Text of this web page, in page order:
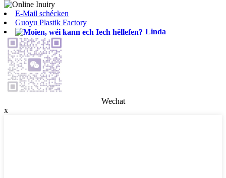
E-Mail schécken
Guoyu Plastik Factory
Linda
Wechat
x